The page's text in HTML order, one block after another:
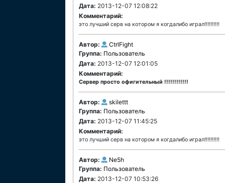
Дата: 2013-12-07 12:08:22
Комментарий:
это лучший серв на котором я когдалибо играл!!!!!!!!!!
Автор:
CtrlFight
Группа: Пользователь
Дата: 2013-12-07 12:01:05
Комментарий:
Сервер просто офигительный !!!!!!!!!!!!
Автор:
skilettt
Группа: Пользователь
Дата: 2013-12-07 11:45:25
Комментарий:
это лучший серв на котором я когдалибо играл!!!!!!!!!!
Автор:
Ne5h
Группа: Пользователь
Дата: 2013-12-07 10:53:26